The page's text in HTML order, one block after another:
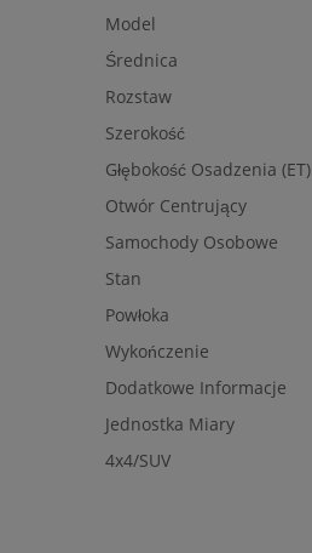
Model
Średnica
Rozstaw
Szerokość
Głębokość Osadzenia (ET)
Otwór Centrujący
Samochody Osobowe
Stan
Powłoka
Wykończenie
Dodatkowe Informacje
Jednostka Miary
4x4/SUV